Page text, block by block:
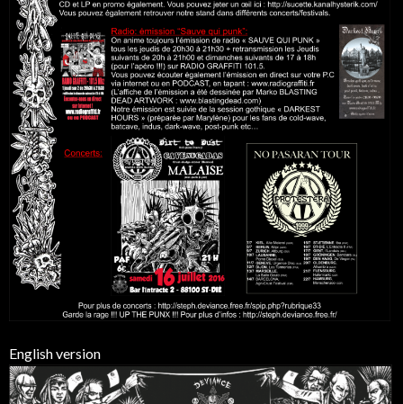
English version